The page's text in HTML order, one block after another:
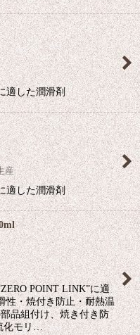
適した潤滑剤
産
適した潤滑剤
POINT LINK”に適
性・焼付き防止・耐熱温
品組付け、焼き付き防
化モリ…